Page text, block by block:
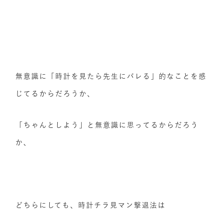
無意識に「時計を見たら先生にバレる」的なことを感
じてるからだろうか、
「ちゃんとしよう」と無意識に思ってるからだろう
か、
どちらにしても、時計チラ見マン撃退法は